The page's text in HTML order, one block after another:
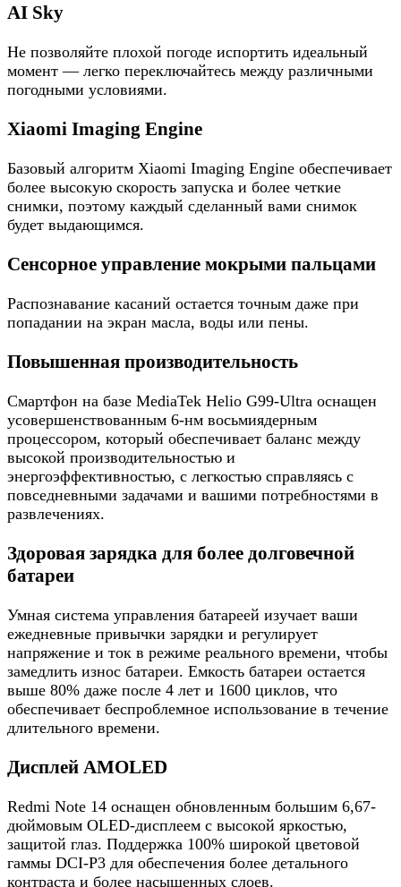
AI Sky
Не позволяйте плохой погоде испортить идеальный
момент — легко переключайтесь между различными
погодными условиями.
Xiaomi Imaging Engine
Базовый алгоритм Xiaomi Imaging Engine обеспечивает
более высокую скорость запуска и более четкие
снимки, поэтому каждый сделанный вами снимок
будет выдающимся.
Сенсорное управление мокрыми пальцами
Распознавание касаний остается точным даже при
попадании на экран масла, воды или пены.
Повышенная производительность
Смартфон на базе MediaTek Helio G99-Ultra оснащен
усовершенствованным 6-нм восьмиядерным
процессором, который обеспечивает баланс между
высокой производительностью и
энергоэффективностью, с легкостью справляясь с
повседневными задачами и вашими потребностями в
развлечениях.
Здоровая зарядка для более долговечной
батареи
Умная система управления батареей изучает ваши
ежедневные привычки зарядки и регулирует
напряжение и ток в режиме реального времени, чтобы
замедлить износ батареи. Емкость батареи остается
выше 80% даже после 4 лет и 1600 циклов, что
обеспечивает беспроблемное использование в течение
длительного времени.
Дисплей AMOLED
Redmi Note 14 оснащен обновленным большим 6,67-
дюймовым OLED-дисплеем с высокой яркостью,
защитой глаз. Поддержка 100% широкой цветовой
гаммы DCI-P3 для обеспечения более детального
контраста и более насыщенных слоев.